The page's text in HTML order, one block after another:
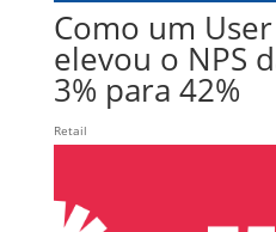
Como um
elevou o NPS
3% para 42%
Retail